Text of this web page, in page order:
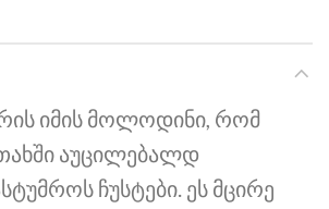
იმის მოლოდინი, რომ
აუცილებალდ
ჩუსტები. ეს მცირე